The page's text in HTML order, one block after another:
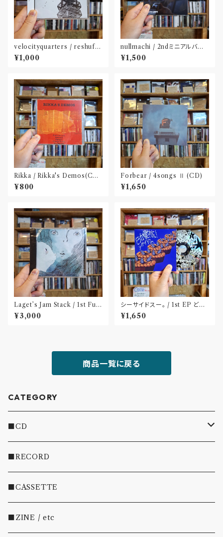
velocityquarters / reshuffl
e(CD※ダウンロードカード付
属)〝長野〟
¥1,000
nullmachi / 2ndミニアルバム
「逆回転する私小説」(CD)
¥1,500
Rikka / Rikka's Demos(CD-
R)
¥800
Forbear / 4songs Ⅱ (CD)
¥1,650
Laget’s Jam Stack / 1st Full
Album『有限の中の永遠』(CD)
¥3,000
シーサイドスー。 / 1st EP どう
か健やかに！(CD)〝静岡県三島
市〟
¥1,650
商品一覧に戻る
CATEGORY
■CD
・INDIE
・EMO/PUNK/POST HC
・SHOEGAZE/DREAMPOP/POST ROCK
■RECORD
■CASSETTE
■ZINE / etc